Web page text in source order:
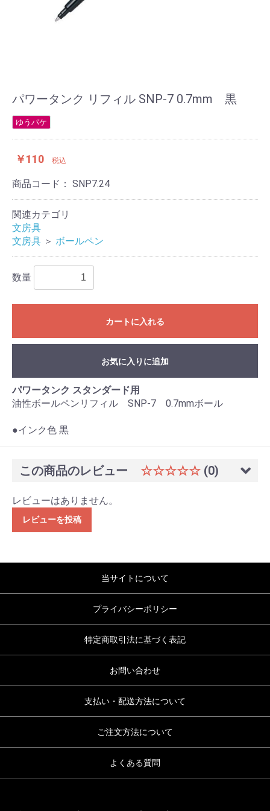
パワータンク リフィル SNP-7 0.7mm 黒
ゆうパケ
￥110 税込
商品コード： SNP7.24
関連カテゴリ
文房具
文房具 ＞ ボールペン
数量
カートに入れる
お気に入りに追加
パワータンク スタンダード用
油性ボールペンリフィル SNP-7 0.7mmボール
●インク色 黒
この商品のレビュー ☆☆☆☆☆ (0)
レビューはありません。
レビューを投稿
当サイトについて
プライバシーポリシー
特定商取引法に基づく表記
お問い合わせ
支払い・配送方法について
ご注文方法について
よくある質問